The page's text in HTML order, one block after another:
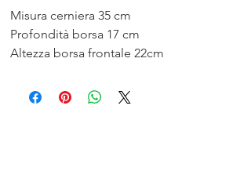
Misura cerniera 35 cm
Profondità borsa 17 cm
Altezza borsa frontale 22cm